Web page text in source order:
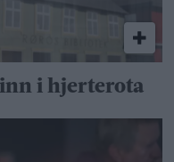
i hjerterota